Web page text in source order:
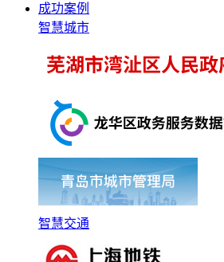
成功案例
智慧城市
智慧交通